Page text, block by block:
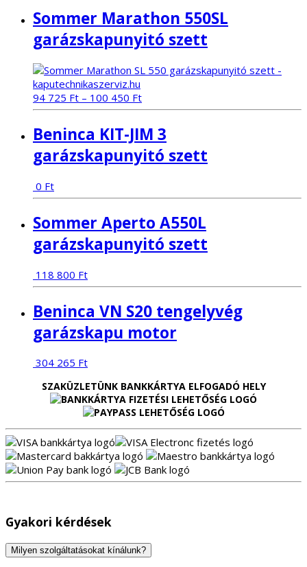
Sommer Marathon 550SL
garázskapunyitó szett
94 725 Ft – 100 450 Ft
Beninca KIT-JIM 3
garázskapunyitó szett
0 Ft
Sommer Aperto A550L
garázskapunyitó szett
118 800 Ft
Beninca VN S20 tengelyvég
garázskapu motor
304 265 Ft
SZAKÜZLETÜNK BANKKÁRTYA ELFOGADÓ HELY
Gyakori kérdések
Milyen szolgáltatásokat kínálunk?